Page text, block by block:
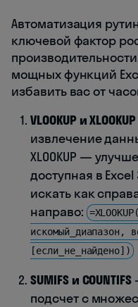
Автоматизация
ключевой фактор
мощных функций
избавить вас от
VLOOKUP и XLOOKUP
извлечение
XLOOKUP —
доступная в
искать как
направо:
искомый_диапазон,
[если_не_найдено])
SUMIFS и COUNTIFS
подсчет с